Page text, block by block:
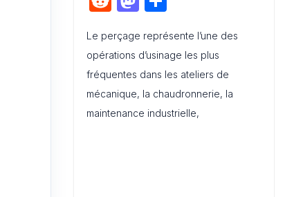
Word
at
s
A
p
p
c
e
b
o
o
d
di
t
st
o
d
o
ta
g
er
Le perçage représente l’une des
opérations d’usinage les plus
fréquentes dans les ateliers de
mécanique, la chaudronnerie, la
maintenance industrielle,